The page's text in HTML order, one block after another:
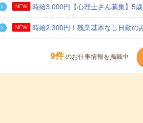
NEW 時給3,000円【心理士さん募集】5
NEW 時給2,300円！残業基本なし日勤の
9件 のお仕事情報を掲載中